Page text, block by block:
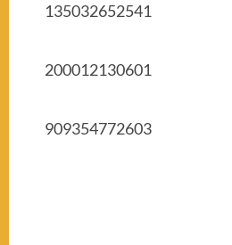
135032652541
200012130601
909354772603